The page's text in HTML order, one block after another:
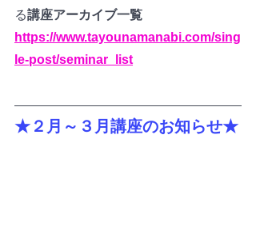
る講座アーカイブ一覧
https://www.tayounamanabi.com/sing
le-post/seminar_list
★２月～３月講座のお知らせ★